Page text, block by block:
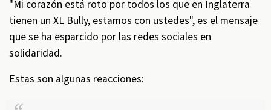
"Mi corazón está roto por todos los que en Inglaterra
tienen un XL Bully, estamos con ustedes", es el mensaje
que se ha esparcido por las redes sociales en
solidaridad.
Estas son algunas reacciones: